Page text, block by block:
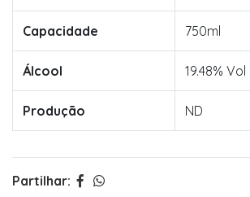
Capacidade 750ml
Álcool 19.48% Vol
Produção ND
Partilhar: